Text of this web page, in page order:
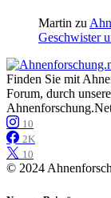
Martin zu
Geschwister
Finden Sie mit
Forum, durch
10
2K
10
© 2024